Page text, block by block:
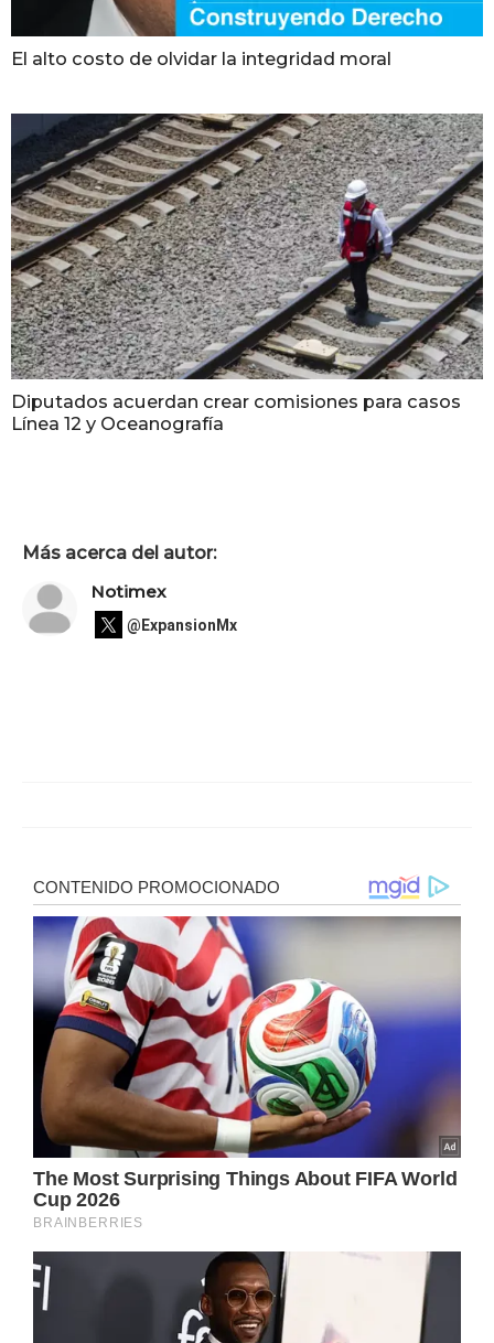
El alto costo de olvidar la integridad moral
Diputados acuerdan crear comisiones para casos
Línea 12 y Oceanografía
Más acerca del autor:
Notimex
@ExpansionMx